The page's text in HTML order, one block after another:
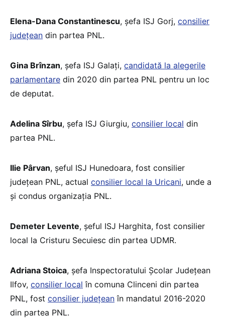
Elena-Dana Constantinescu, șefa ISJ Gorj, consilier
județean din partea PNL.
Gina Brînzan, șefa ISJ Galați, candidată la alegerile
parlamentare din 2020 din partea PNL pentru un loc
de deputat.
Adelina Sîrbu, șefa ISJ Giurgiu, consilier local din
partea PNL.
Ilie Pârvan, șeful ISJ Hunedoara, fost consilier
județean PNL, actual consilier local la Uricani, unde a
și condus organizația PNL.
Demeter Levente, șeful ISJ Harghita, fost consilier
local la Cristuru Secuiesc din partea UDMR.
Adriana Stoica, șefa Inspectoratului Școlar Județean
Ilfov, consilier local în comuna Clinceni din partea
PNL, fost consilier județean în mandatul 2016-2020
din partea PNL.